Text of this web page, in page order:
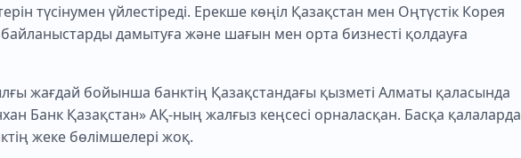
түсінумен үйлестіреді. Ерекше көңіл Қазақстан мен Оңтүстік Корея
дамытуға және шағын мен орта бизнесті қолдауға
жағдай бойынша банктің Қазақстандағы қызметі Алматы қаласында
Банк Қазақстан» АҚ-ның жалғыз кеңсесі орналасқан. Басқа қалаларда
жеке бөлімшелері жоқ.